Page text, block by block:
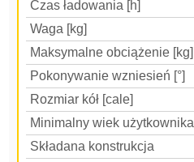
Czas ładowania [h]
Waga [kg]
Maksymalne obciążenie [kg]
Pokonywanie wzniesień [°]
Rozmiar kół [cale]
Minimalny wiek użytkownika
Składana konstrukcja